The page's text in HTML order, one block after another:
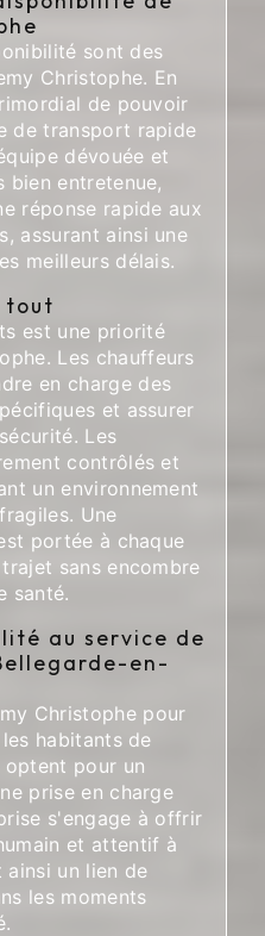
sont des
Christophe. En
de pouvoir
de transport rapide
dévouée et
bien entretenue,
réponse rapide aux
assurant ainsi une
meilleurs délais.
tout
est une priorité
Les chauffeurs
en charge des
et assurer
Les
contrôlés et
un environnement
Une
portée à chaque
sans encombre
santé.
au service de
en-
Christophe pour
habitants de
optent pour un
prise en charge
s'engage à offrir
et attentif à
ainsi un lien de
les moments